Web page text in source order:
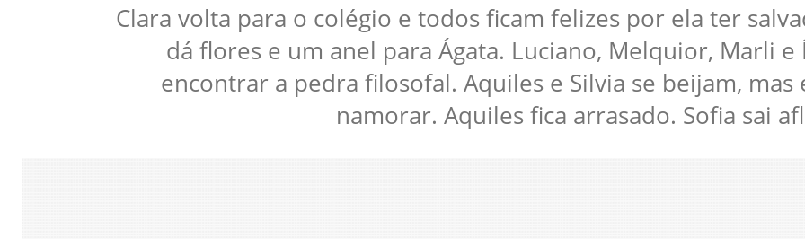
Clara volta para o colégio e todos ficam felizes por ela ter
dá flores e um anel para Ágata. Luciano, Melquior, Marli
encontrar a pedra filosofal. Aquiles e Silvia se beijam, mas
namorar. Aquiles fica arrasado. Sofia sai